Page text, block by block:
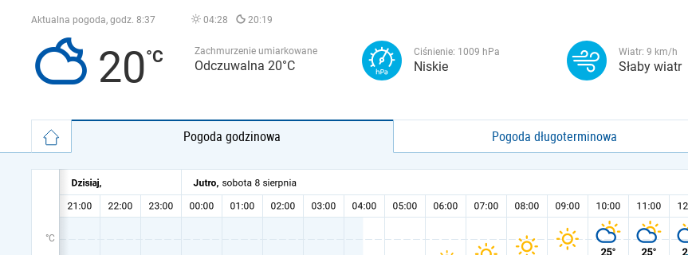
Aktualna pogoda, godz. 8:37 04:28 20:19
20 Zachmurzenie umiarkowane
Odczuwalna 20°C
Ciśnienie: 1009 hPa
Niskie
Wiatr: 9 km/h
Słaby wiatr
Pogoda godzinowa Pogoda długoterminowa
°C